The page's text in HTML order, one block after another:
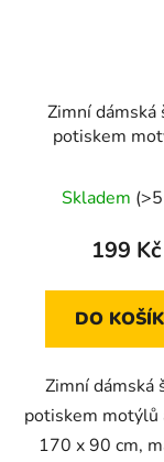
Zimní dámská
potiskem
Skladem
199 Kč
DO
Zimní dámská
potiskem motýlů
170 x 90 cm,